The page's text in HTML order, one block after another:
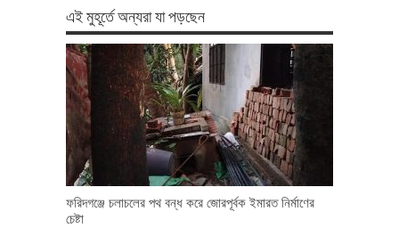
এই মুহূর্তে অন্যরা যা পড়ছেন
ফরিদগঞ্জে চলাচলের পথ বন্ধ করে জোরপূর্বক ইমারত নির্মাণের
চেষ্টা